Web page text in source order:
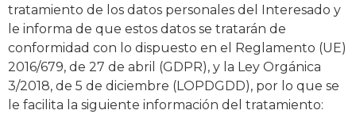
tratamiento de los datos personales del Interesado y
le informa de que estos datos se tratarán de
conformidad con lo dispuesto en el Reglamento (UE)
2016/679, de 27 de abril (GDPR), y la Ley Orgánica
3/2018, de 5 de diciembre (LOPDGDD), por lo que se
le facilita la siguiente información del tratamiento: